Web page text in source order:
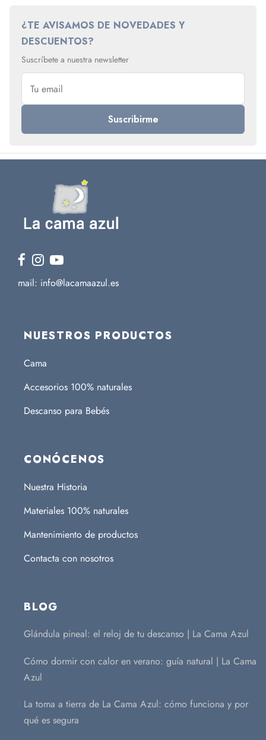
¿TE AVISAMOS DE NOVEDADES Y
DESCUENTOS?
Suscríbete a nuestra newsletter
mail: info@lacamaazul.es
NUESTROS PRODUCTOS
Cama
Accesorios 100% naturales
Descanso para Bebés
CONÓCENOS
Nuestra Historia
Materiales 100% naturales
Mantenimiento de productos
Contacta con nosotros
BLOG
Glándula pineal: el reloj de tu descanso | La Cama Azul
Cómo dormir con calor en verano: guía natural | La Cama
Azul
La toma a tierra de La Cama Azul: cómo funciona y por
qué es segura